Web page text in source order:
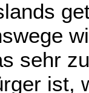
sehr
ist,